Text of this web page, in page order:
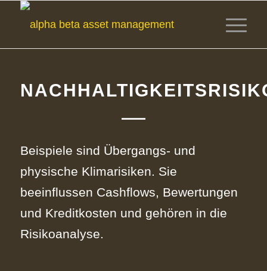
Beispiele sind Übergangs‑ und
physische Klimarisiken. Sie
beeinflussen Cashflows, Bewertungen
und Kreditkosten und gehören in die
Risikoanalyse.